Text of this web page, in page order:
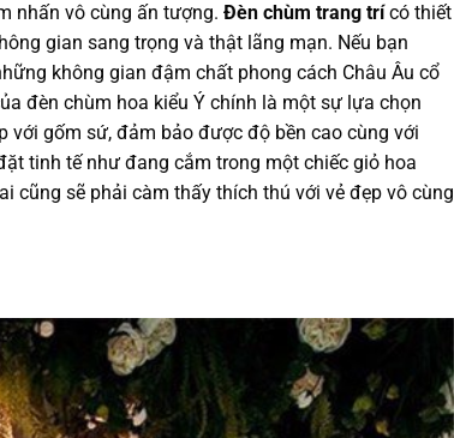
nhấn vô cùng ấn tượng. Đèn chùm trang trícó thiết
gian sang trọng và thật lãng mạn. Nếu bạn
không gian đậm chất phong cách Châu Âu cổ
đèn chùm hoa kiểu Ý chính là một sự lựa chọn
gốm sứ, đảm bảo được độ bền cao cùng với
tinh tế như đang cắm trong một chiếc giỏ hoa
cũng sẽ phải càm thấy thích thú với vẻ đẹp vô cùng